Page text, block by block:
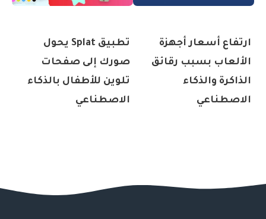
ارتفاع أسعار أجهزة
الألعاب بسبب رقائق
الذاكرة والذكاء
الاصطناعي
تطبيق Splat يحول
صورك إلى صفحات
تلوين للأطفال بالذكاء
الاصطناعي